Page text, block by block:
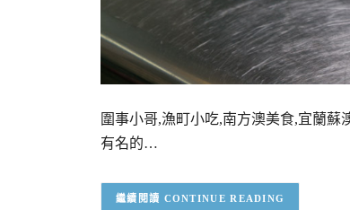
圍事小哥,漁町小吃,南方澳美食,宜蘭
有名的…
CONTINUE READING